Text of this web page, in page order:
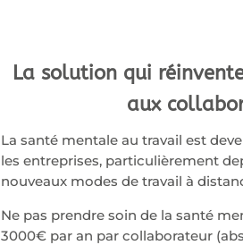
La solution qui
aux
La santé mentale au travail est
les entreprises, particulièrement
nouveaux modes de travail à
Ne pas prendre soin de la santé
3000€ par an par collaborateur